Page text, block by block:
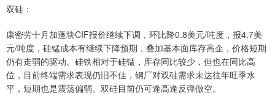
双硅：
康密劳十月加蓬块CIF报价继续下调，环比降0.8美元/吨度，报4.7美
元/吨度，硅锰成本有继续下降预期，叠加基本面库存高企，价格短期
仍有走弱的驱动。硅铁相对于硅锰，库存同比较少，但也在同比高
位，目前终端需求表现仍旧不佳，钢厂对双硅需求未达往年旺季水
平，短期也是震荡偏弱。双硅目前仍可逢高逢反弹做空。